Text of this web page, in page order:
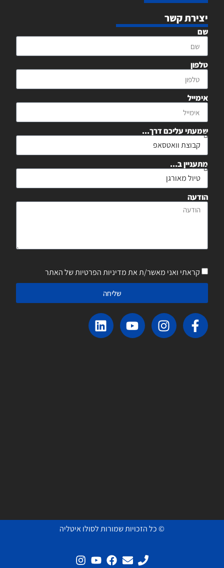
יצירת קשר
שם
טלפון
אימייל
שמעתי עליכם דרך...
מתעניין ב...
הודעה
קראתי ואני מאשר/ת את מדיניות הפרטיות של האתר
שליחה
© כל הזכויות שמורות לסולו איטליה